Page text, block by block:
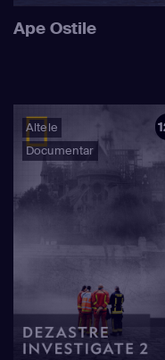
Ape Ostile
Altele
Documentar